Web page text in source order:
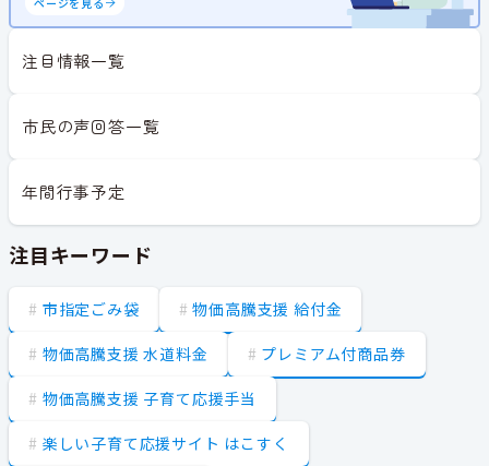
注目情報一覧
市民の声回答一覧
年間行事予定
注目キーワード
市指定ごみ袋 物価高騰支援 給付金
物価高騰支援 水道料金 プレミアム付商品券
物価高騰支援 子育て応援手当
楽しい子育て応援サイト はこすく